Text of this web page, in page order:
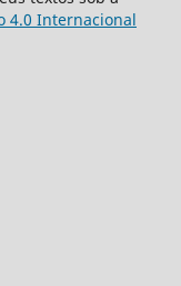
4.0 Internacional